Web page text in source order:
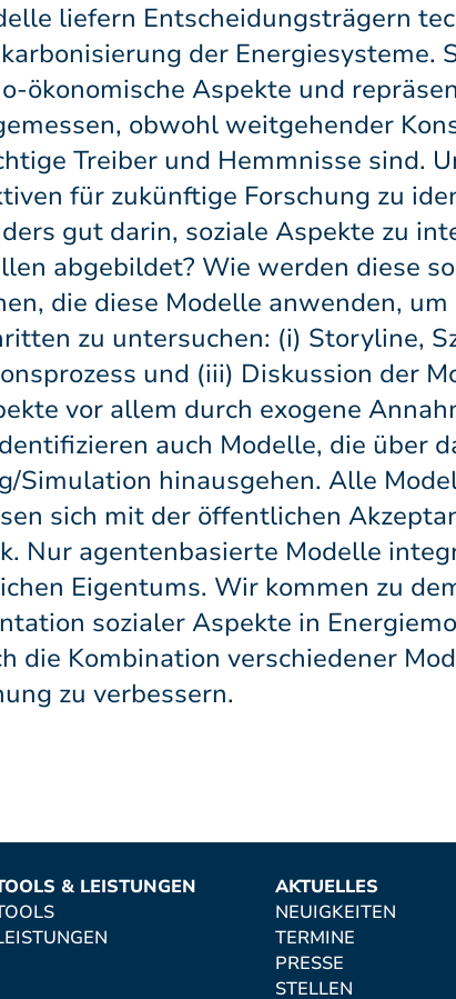
liefern Entscheidungsträgern
der Energiesysteme.
ökonomische Aspekte und
obwohl weitgehender
Treiber und Hemmnisse sind.
für zukünftige Forschung zu
gut darin, soziale Aspekte zu
abgebildet? Wie werden diese
die diese Modelle anwenden,
zu untersuchen: (i) Storyline,
und (iii) Diskussion der
vor allem durch exogene
auch Modelle, die über
Simulation hinausgehen. Alle
sich mit der öffentlichen
Nur agentenbasierte Modelle
Eigentums. Wir kommen zu
sozialer Aspekte in
die Kombination verschiedener
zu verbessern.
& LEISTUNGEN
AKTUELLES
NEUIGKEITEN
TERMINE
PRESSE
STELLEN